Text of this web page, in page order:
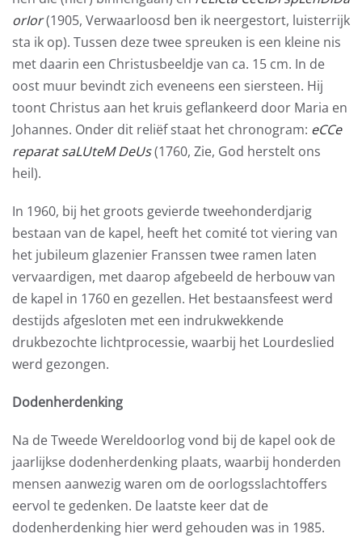
orIor(1905, Verwaarloosd ben ik neergestort, luisterrijk
sta ik op). Tussen deze twee spreuken is een kleine nis
met daarin een Christusbeeldje van ca. 15 cm. In de
oost muur bevindt zich eveneens een siersteen. Hij
toont Christus aan het kruis geflankeerd door Maria en
Johannes. Onder dit reliëf staat het chronogram: eCCe
reparat saLUteM DeUs(1760, Zie, God herstelt ons
heil).
In 1960, bij het groots gevierde tweehonderdjarig
bestaan van de kapel, heeft het comité tot viering van
het jubileum glazenier Franssen twee ramen laten
vervaardigen, met daarop afgebeeld de herbouw van
de kapel in 1760 en gezellen. Het bestaansfeest werd
destijds afgesloten met een indrukwekkende
drukbezochte lichtprocessie, waarbij het Lourdeslied
werd gezongen.
Dodenherdenking
Na de Tweede Wereldoorlog vond bij de kapel ook de
jaarlijkse dodenherdenking plaats, waarbij honderden
mensen aanwezig waren om de oorlogsslachtoffers
eervol te gedenken. De laatste keer dat de
dodenherdenking hier werd gehouden was in 1985.